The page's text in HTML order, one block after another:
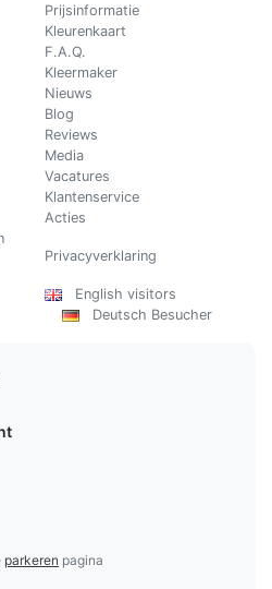
Prijsinformatie
Kleurenkaart
F.A.Q.
Kleermaker
Nieuws
Blog
Reviews
Media
Vacatures
Klantenservice
Acties
Privacyverklaring
English visitors
Deutsch Besucher
parkeren pagina